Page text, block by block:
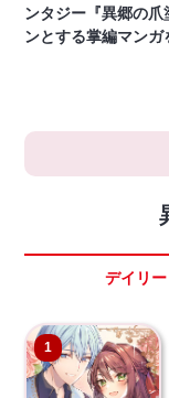
ンタジー『異郷の
ンとする掌編マンガ
デイリー
1